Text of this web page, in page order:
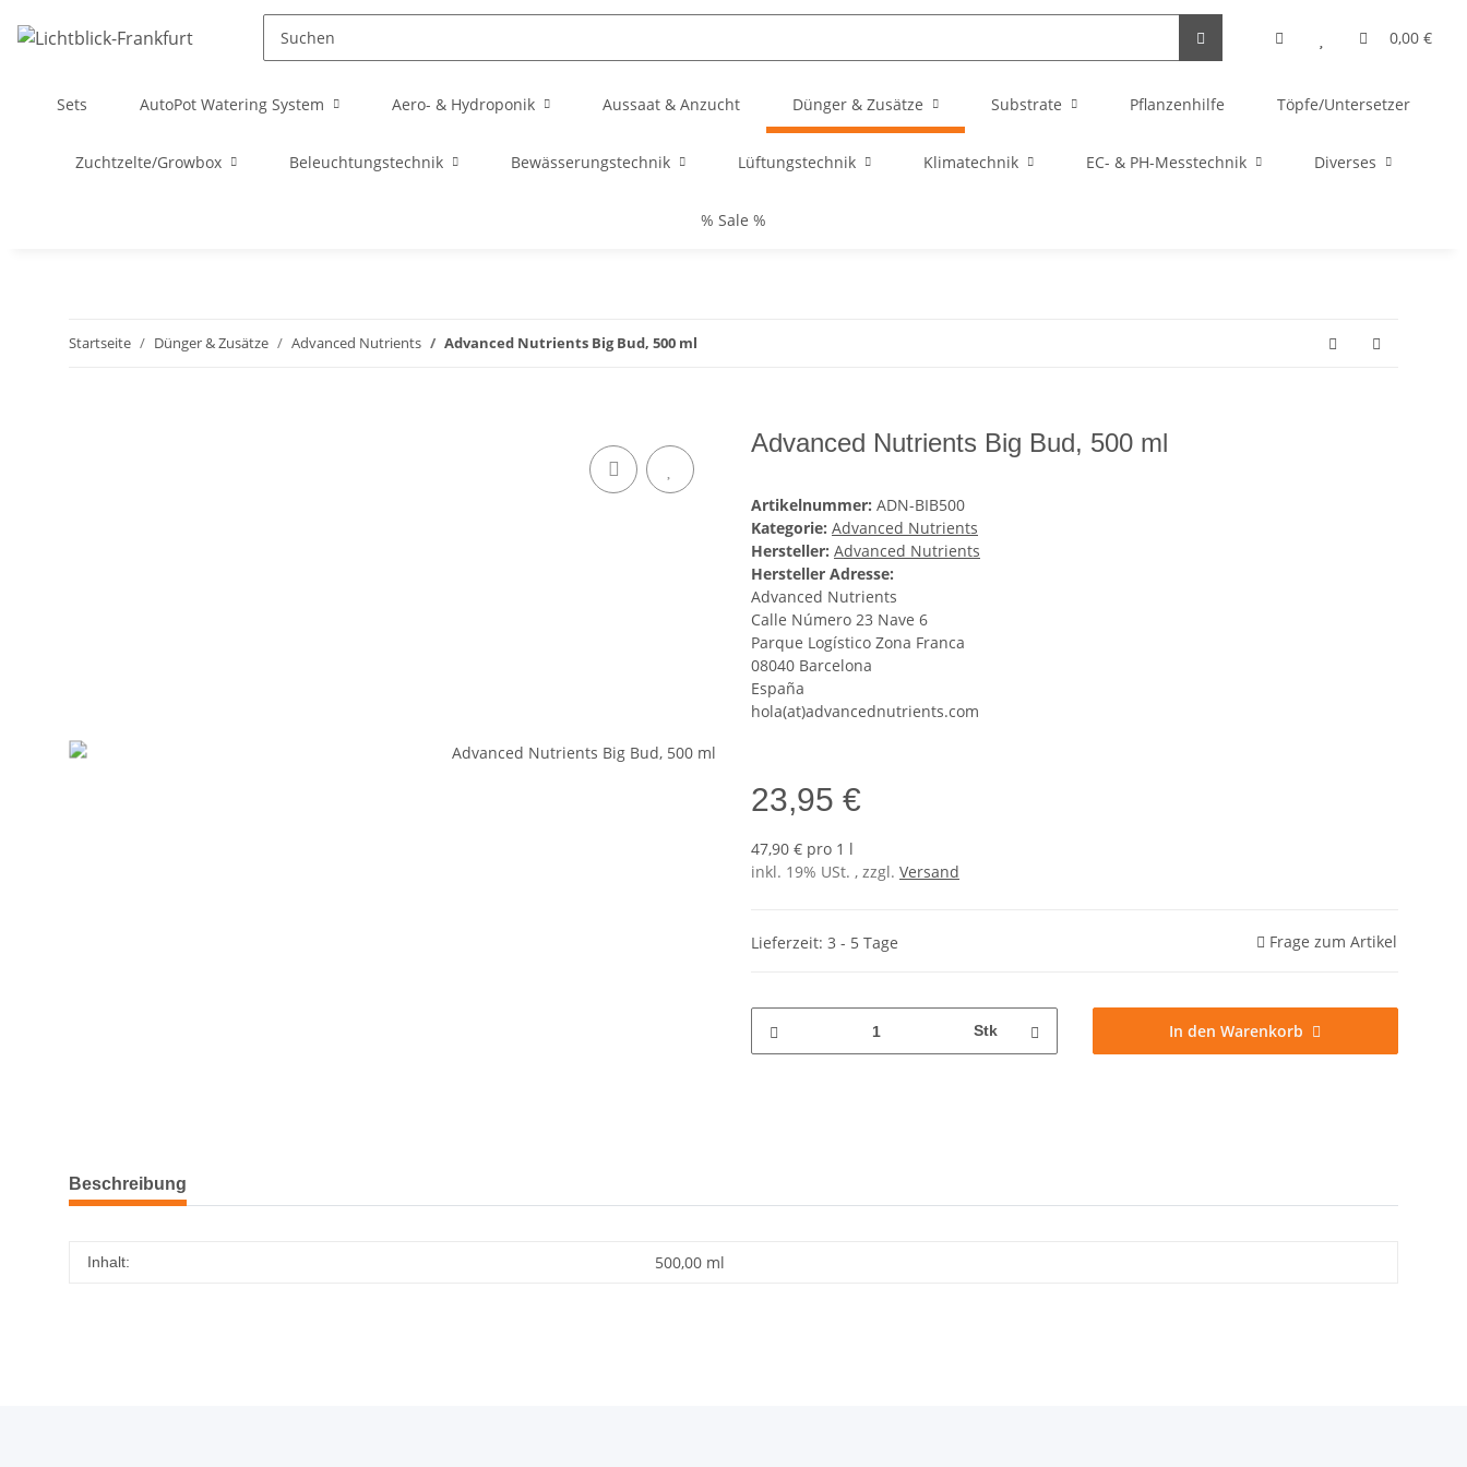
0,00 €
Sets AutoPot Watering System Aero- & Hydroponik Aussaat & Anzucht Dünger & Zusätze Substrate Pflanzenhilfe Töpfe/Untersetzer
Zuchtzelte/Growbox Beleuchtungstechnik Bewässerungstechnik Lüftungstechnik Klimatechnik EC- & PH-Messtechnik Diverses
% Sale %
Startseite Dünger & Zusätze Advanced Nutrients Advanced Nutrients Big Bud, 500 ml
Advanced Nutrients Big Bud, 500 ml
Artikelnummer: ADN-BIB500
Kategorie: Advanced Nutrients
Hersteller: Advanced Nutrients
Hersteller Adresse:
Advanced Nutrients
Calle Número 23 Nave 6
Parque Logístico Zona Franca
08040 Barcelona
España
hola(at)advancednutrients.com
23,95 €
47,90 € pro 1 l
inkl. 19% USt. , zzgl. Versand
Lieferzeit: 3 - 5 Tage Frage zum Artikel
Stk In den Warenkorb
Beschreibung
Inhalt: 500,00 ml